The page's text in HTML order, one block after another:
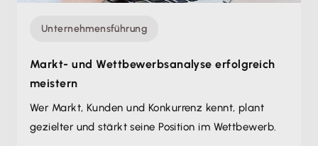
Unternehmensführung
Markt- und Wettbewerbsanalyse erfolgreich
meistern
Wer Markt, Kunden und Konkurrenz kennt, plant
gezielter und stärkt seine Position im Wettbewerb.